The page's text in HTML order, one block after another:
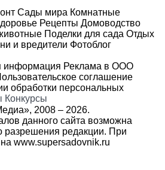
Сады мира Комнатные
Рецепты Домоводство
Поделки для сада Отдых
и вредители Фотоблог
информация Реклама в ООО
соглашение
обработки персональных
Конкурсы
2008 – 2026.
данного сайта возможна
разрешения редакции. При
www.supersadovnik.ru